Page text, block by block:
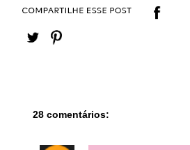
28 comentários: